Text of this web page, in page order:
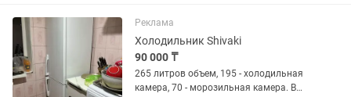
холодильной камеры 131.0 л Объем...
Реклама
Холодильник Shivaki
90 000 ₸
265 литров объем, 195 - холодильная
камера, 70 - морозильная камера. В